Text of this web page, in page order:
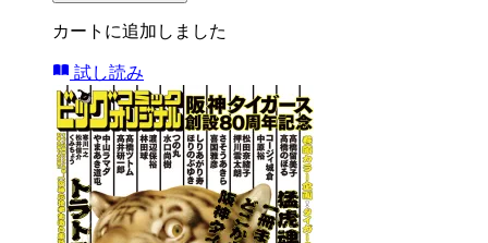
カートに追加しました
試し読み